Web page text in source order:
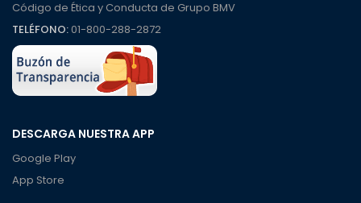
Código de Ética y Conducta de Grupo BMV
TELÉFONO:01-800-288-2872
DESCARGA NUESTRA APP
Google Play
App Store